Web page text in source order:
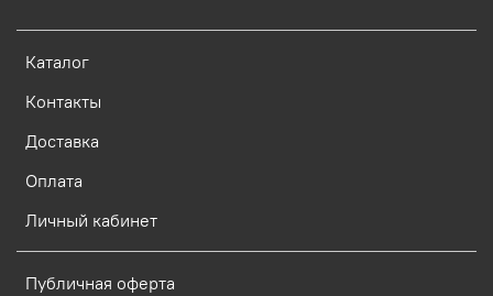
Каталог
Контакты
Доставка
Оплата
Личный кабинет
Публичная оферта